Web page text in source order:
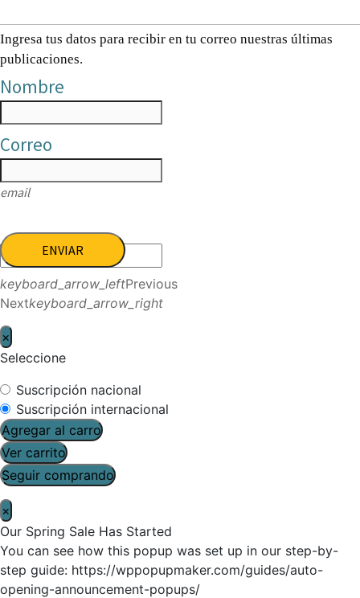
Ingresa tus datos para recibir en tu correo nuestras últimas
publicaciones.
Nombre
Correo
email
ENVIAR
keyboard_arrow_leftPrevious
Nextkeyboard_arrow_right
×
Seleccione
Suscripción nacional
Suscripción internacional
Agregar al carro
Ver carrito
Seguir comprando
×
Our Spring Sale Has Started
You can see how this popup was set up in our step-by-
step guide: https://wppopupmaker.com/guides/auto-
opening-announcement-popups/